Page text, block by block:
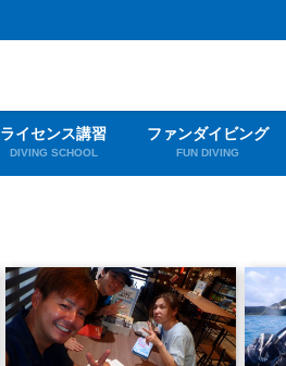
ライセンス講習
DIVING SCHOOL
ファンダイビング
FUN DIVING